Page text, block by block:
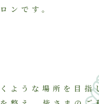
ンです。
ような場所を目指